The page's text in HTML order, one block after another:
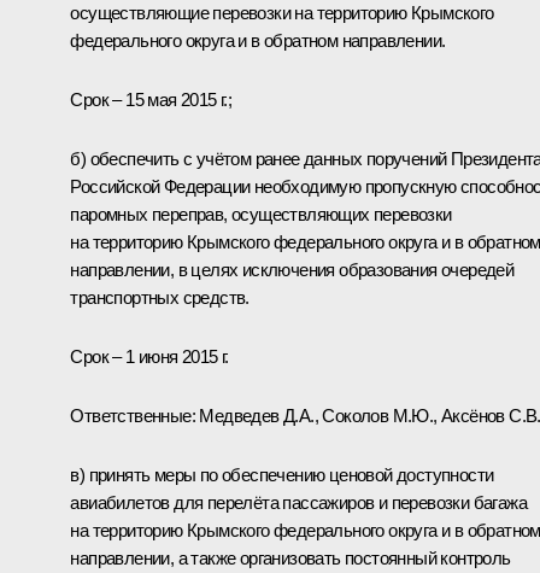
осуществляющие перевозки на территорию Крымского
федерального округа и в обратном направлении.
Срок – 15 мая 2015 г.;
б) обеспечить с учётом ранее данных поручений
Российской Федерации необходимую пропускную
паромных переправ, осуществляющих перевозки
на территорию Крымского федерального округа и в обратном
направлении, в целях исключения образования очередей
транспортных средств.
Срок – 1 июня 2015 г.
Ответственные: Медведев Д.А.,Соколов М.Ю.,Аксёнов С.В
в) принять меры по обеспечению ценовой доступности
авиабилетов для перелёта пассажиров и перевозки багажа
на территорию Крымского федерального округа и в обратном
направлении, а также организовать постоянный контроль